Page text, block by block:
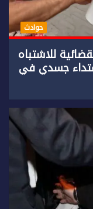
حوادث
للاشتباه
جسدي في